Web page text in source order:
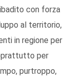
con forza
al territorio,
in regione per
per
purtroppo,